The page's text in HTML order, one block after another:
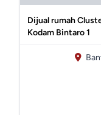
Dijual rumah
Kodam Bintaro 1